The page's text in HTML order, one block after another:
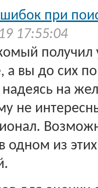
при
17:55:04
а вы до сих
на
не
одном из